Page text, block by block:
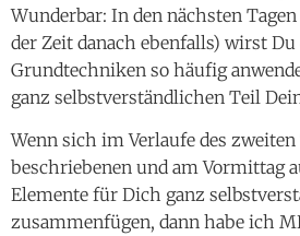
Wunderbar: In den nächsten
der Zeit danach ebenfalls) wirst Du
Grundtechniken so häufig
ganz selbstverständlichen Teil
Wenn sich im Verlaufe des zweiten
beschriebenen und am Vormittag
Elemente für Dich ganz
zusammenfügen, dann habe ich